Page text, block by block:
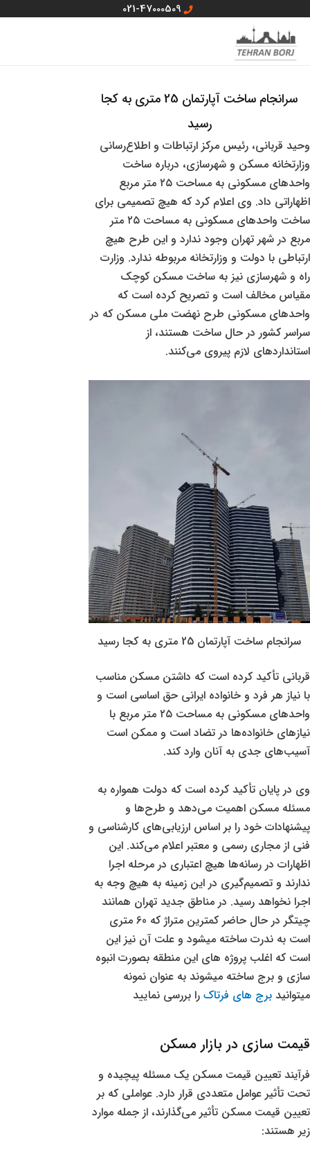
محتوا
021-47000509
سرانجام ساخت آپارتمان 25 متری به کجا
رسید
وحید قربانی، رئیس مرکز ارتباطات و اطلاع‌رسانی
وزارتخانه مسکن و شهرسازی، درباره ساخت
واحدهای مسکونی به مساحت ۲۵ متر مربع
اظهاراتی داد. وی اعلام کرد که هیچ تصمیمی برای
ساخت واحدهای مسکونی به مساحت ۲۵ متر
مربع در شهر تهران وجود ندارد و این طرح هیچ
ارتباطی با دولت و وزارتخانه مربوطه ندارد. وزارت
راه و شهرسازی نیز به ساخت مسکن کوچک
مقیاس مخالف است و تصریح کرده است که
واحدهای مسکونی طرح نهضت ملی مسکن که در
سراسر کشور در حال ساخت هستند، از
استانداردهای لازم پیروی می‌کنند.
سرانجام ساخت آپارتمان 25 متری به کجا رسید
قربانی تأکید کرده است که داشتن مسکن مناسب
با نیاز هر فرد و خانواده ایرانی حق اساسی است و
واحدهای مسکونی به مساحت ۲۵ متر مربع با
نیازهای خانواده‌ها در تضاد است و ممکن است
آسیب‌های جدی به آنان وارد کند.
وی در پایان تأکید کرده است که دولت همواره به
مسئله مسکن اهمیت می‌دهد و طرح‌ها و
پیشنهادات خود را بر اساس ارزیابی‌های کارشناسی و
فنی از مجاری رسمی و معتبر اعلام می‌کند. این
اظهارات در رسانه‌ها هیچ اعتباری در مرحله اجرا
ندارند و تصمیم‌گیری در این زمینه به هیچ وجه به
اجرا نخواهد رسید. در مناطق جدید تهران همانند
چیتگر در حال حاضر کمترین متراژ که 60 متری
است به ندرت ساخته میشود و علت آن نیز این
است که اغلب پروژه های این منطقه بصورت انبوه
سازی و برج ساخته میشوند به عنوان نمونه
میتوانید برج های فرتاک را بررسی نمایید
قیمت سازی در بازار مسکن
فرآیند تعیین قیمت مسکن یک مسئله پیچیده و
تحت تأثیر عوامل متعددی قرار دارد. عواملی که بر
تعیین قیمت مسکن تأثیر می‌گذارند، از جمله موارد
زیر هستند: